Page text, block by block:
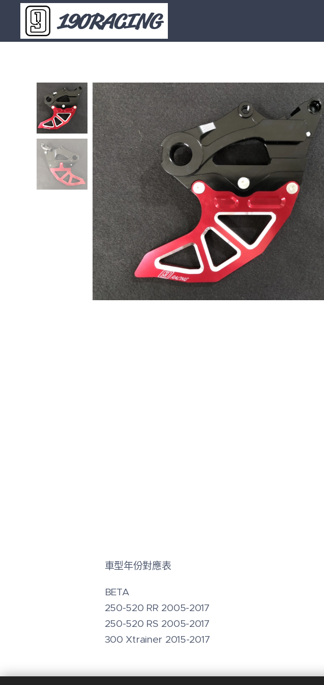
190RACING
車型年份對應表
BETA
250-520 RR 2005-2017
250-520 RS 2005-2017
300 Xtrainer 2015-2017